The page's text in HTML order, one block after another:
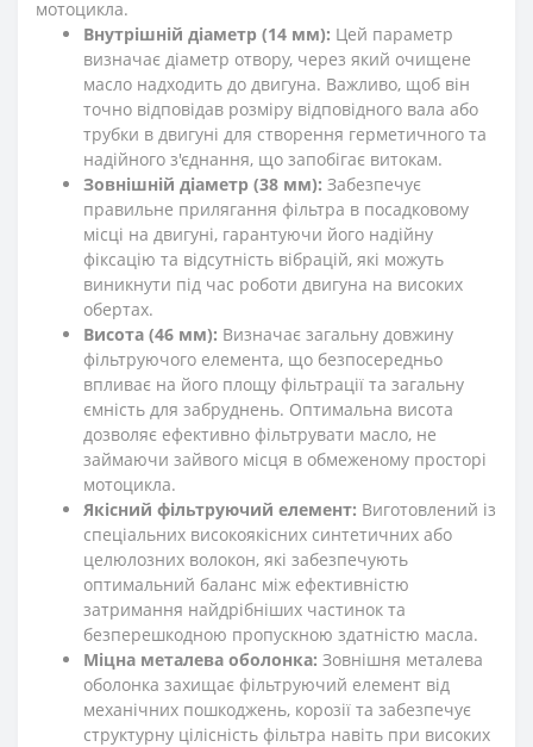
мотоцикла.
Внутрішній діаметр (14 мм): Цей параметр
визначає діаметр отвору, через який очищене
масло надходить до двигуна. Важливо, щоб він
точно відповідав розміру відповідного вала або
трубки в двигуні для створення герметичного та
надійного з'єднання, що запобігає витокам.
Зовнішній діаметр (38 мм): Забезпечує
правильне прилягання фільтра в посадковому
місці на двигуні, гарантуючи його надійну
фіксацію та відсутність вібрацій, які можуть
виникнути під час роботи двигуна на високих
обертах.
Висота (46 мм): Визначає загальну довжину
фільтруючого елемента, що безпосередньо
впливає на його площу фільтрації та загальну
ємність для забруднень. Оптимальна висота
дозволяє ефективно фільтрувати масло, не
займаючи зайвого місця в обмеженому просторі
мотоцикла.
Якісний фільтруючий елемент: Виготовлений із
спеціальних високоякісних синтетичних або
целюлозних волокон, які забезпечують
оптимальний баланс між ефективністю
затримання найдрібніших частинок та
безперешкодною пропускною здатністю масла.
Міцна металева оболонка: Зовнішня металева
оболонка захищає фільтруючий елемент від
механічних пошкоджень, корозії та забезпечує
структурну цілісність фільтра навіть при високих